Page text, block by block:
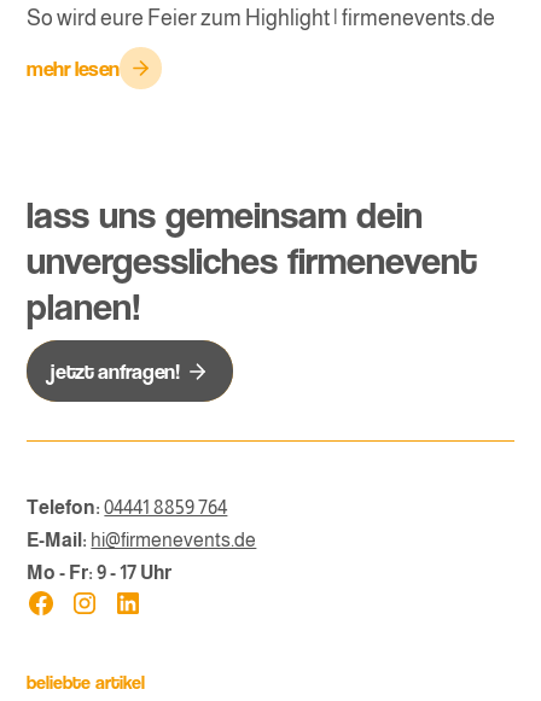
So wird eure Feier zum Highlight | firmenevents.de
mehr lesen
lass uns gemeinsam dein
unvergessliches firmenevent
planen!
jetzt anfragen!
Telefon: 04441 8859 764
E-Mail: hi@firmenevents.de
Mo - Fr: 9 - 17 Uhr
beliebte artikel